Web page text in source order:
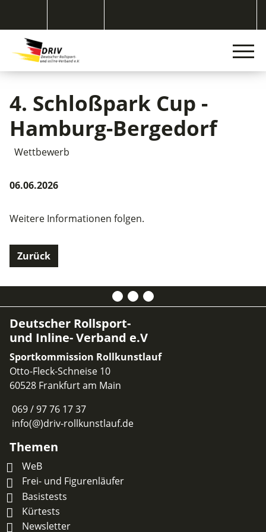
4. Schloßpark Cup -
Hamburg-Bergedorf
Wettbewerb
06.06.2026
Weitere Informationen folgen.
Zurück
Deutscher Rollsport-
und Inline- Verband e.V
Sportkommission Rollkunstlauf
Otto-Fleck-Schneise 10
60528 Frankfurt am Main
069 / 97 76 17 37
info(@)driv-rollkunstlauf.de
Themen
WeB
Frei- und Figurenläufer
Basistests
Kürtests
Newsletter